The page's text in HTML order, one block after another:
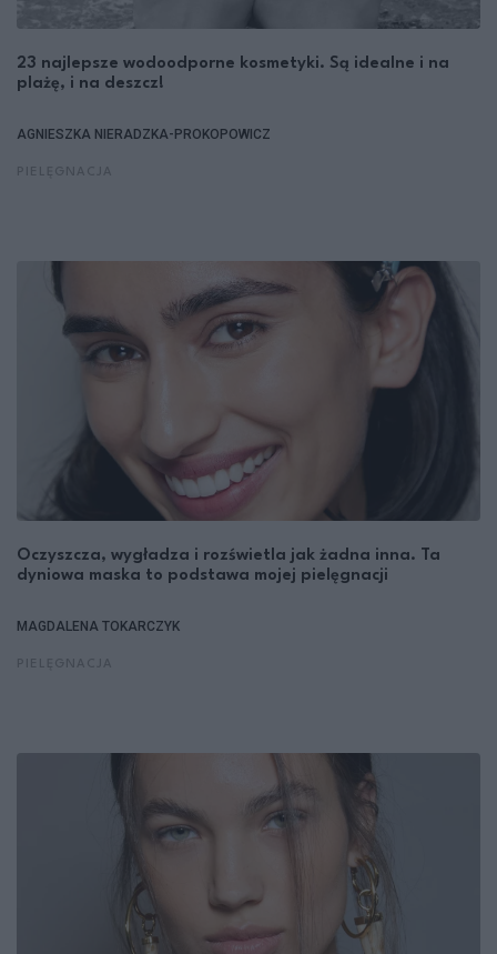
23 najlepsze wodoodporne kosmetyki. Są idealne i na
plażę, i na deszcz!
AGNIESZKA NIERADZKA-PROKOPOWICZ
Oczyszcza, wygładza i rozświetla jak żadna inna. Ta
dyniowa maska to podstawa mojej pielęgnacji
MAGDALENA TOKARCZYK